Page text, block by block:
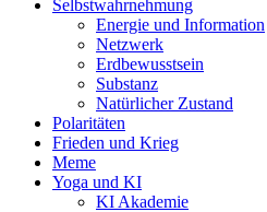
Selbstwahrnehmung
Energie und Information
Netzwerk
Erdbewusstsein
Substanz
Natürlicher Zustand
Polaritäten
Frieden und Krieg
Meme
Yoga und KI
KI Akademie